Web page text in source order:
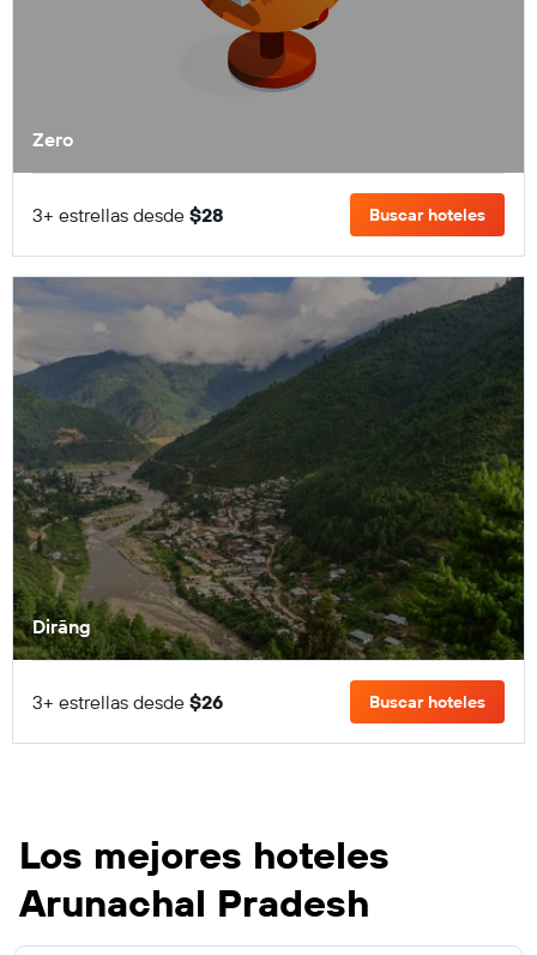
Zero
3+ estrellas desde $28 Buscar hoteles
Dirāng
3+ estrellas desde $26 Buscar hoteles
Los mejores hoteles
Arunachal Pradesh